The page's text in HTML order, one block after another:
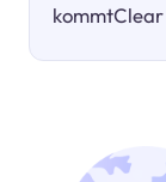
kommtClear